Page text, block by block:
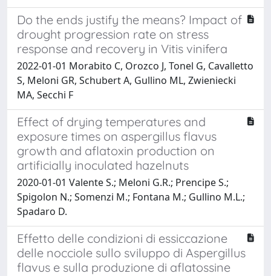
Do the ends justify the means? Impact of
drought progression rate on stress
response and recovery in Vitis vinifera
2022-01-01 Morabito C, Orozco J, Tonel G, Cavalletto
S, Meloni GR, Schubert A, Gullino ML, Zwieniecki
MA, Secchi F
Effect of drying temperatures and
exposure times on aspergillus flavus
growth and aflatoxin production on
artificially inoculated hazelnuts
2020-01-01 Valente S.; Meloni G.R.; Prencipe S.;
Spigolon N.; Somenzi M.; Fontana M.; Gullino M.L.;
Spadaro D.
Effetto delle condizioni di essiccazione
delle nocciole sullo sviluppo di Aspergillus
flavus e sulla produzione di aflatossine